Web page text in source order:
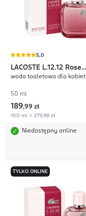
5,0
LACOSTE L.12.12 Rose
Intense
woda toaletowa dla kobiet
50 ml
189,99 zł
100 ml = 379,98 zł
Niedostępny online
TYLKO ONLINE